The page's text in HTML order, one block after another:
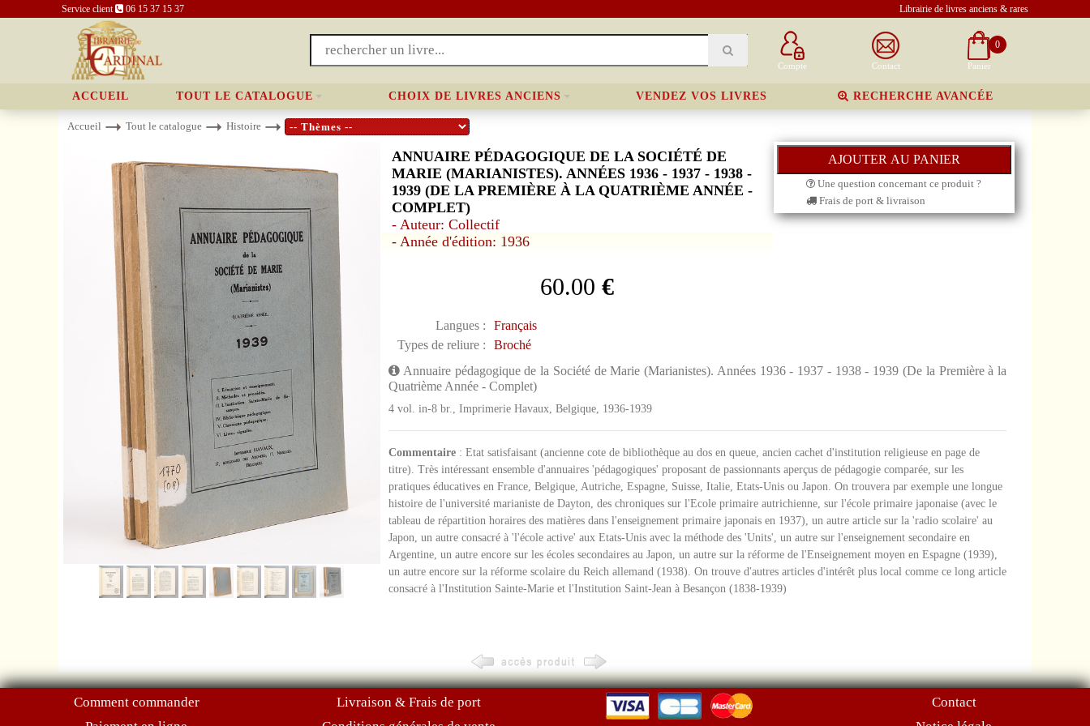
Service client 06 15 37 15 37 Librairie de livres anciens & rares
Compte Contact
0
Panier
ACCUEIL TOUT LE CATALOGUE CHOIX DE LIVRES ANCIENS VENDEZ VOS LIVRES RECHERCHE AVANCÉE
Accueil Tout le catalogue Histoire
ANNUAIRE PÉDAGOGIQUE DE LA SOCIÉTÉ DE
MARIE (MARIANISTES). ANNÉES 1936 - 1937 - 1938 -
1939 (DE LA PREMIÈRE À LA QUATRIÈME ANNÉE -
COMPLET)
- Auteur: Collectif
- Année d'édition: 1936
60.00 €
Langues :
Français
Types de reliure :
Broché
Une question concernant ce produit ?
Frais de port & livraison
Annuaire pédagogique de la Société de Marie (Marianistes). Années 1936 - 1937 - 1938 - 1939 (De la Première à la
Quatrième Année - Complet)
4 vol. in-8 br., Imprimerie Havaux, Belgique, 1936-1939
Commentaire: Etat satisfaisant (ancienne cote de bibliothèque au dos en queue, ancien cachet d'institution religieuse en page de
titre). Très intéressant ensemble d'annuaires 'pédagogiques' proposant de passionnants aperçus de pédagogie comparée, sur les
pratiques éducatives en France, Belgique, Autriche, Espagne, Suisse, Italie, Etats-Unis ou Japon. On trouvera par exemple une longue
histoire de l'université marianiste de Dayton, des chroniques sur l'Ecole primaire autrichienne, sur l'école primaire japonaise (avec le
tableau de répartition horaires des matières dans l'enseignement primaire japonais en 1937), un autre article sur la 'radio scolaire' au
Japon, un autre consacré à 'l'école active' aux Etats-Unis avec la méthode des 'Units', un autre sur l'enseignement secondaire en
Argentine, un autre encore sur les écoles secondaires au Japon, un autre sur la réforme de l'Enseignement moyen en Espagne (1939),
un autre encore sur la réforme scolaire du Reich allemand (1938). On trouve d'autres articles d'intérêt plus local comme ce long article
consacré à l'Institution Sainte-Marie et l'Institution Saint-Jean à Besançon (1838-1939)
Comment commander
Livraison & Frais de port
Contact